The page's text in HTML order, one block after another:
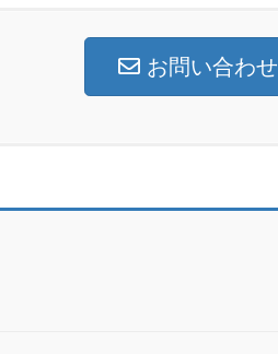
お問い合わせ